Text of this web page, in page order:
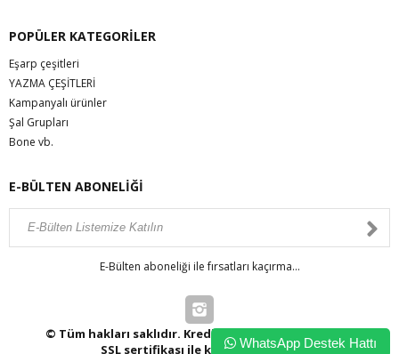
POPÜLER KATEGORİLER
Eşarp çeşitleri
YAZMA ÇEŞİTLERİ
Kampanyalı ürünler
Şal Grupları
Bone vb.
E-BÜLTEN ABONELİĞİ
E-Bülten aboneliği ile fırsatları kaçırma...
© Tüm hakları saklıdır. Kredi kartı bilgileriniz 256bit
SSL sertifikası ile korunmaktadır.WhatsApp Destek Hattı